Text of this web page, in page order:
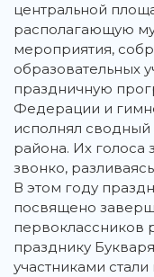
центральной
располагающую
мероприятия,
образовательных
праздничную
Федерации и
исполнял сводный
района. Их голоса
звонко,
В этом году
посвящено
первоклассников
празднику
участниками